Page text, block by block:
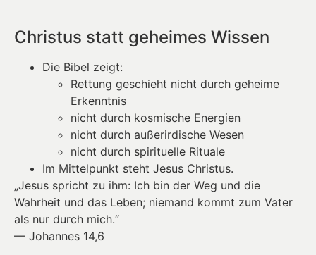
Christus statt geheimes Wissen
Die Bibel zeigt:
Rettung geschieht nicht durch geheime
Erkenntnis
nicht durch kosmische Energien
nicht durch außerirdische Wesen
nicht durch spirituelle Rituale
Im Mittelpunkt steht Jesus Christus.
„Jesus spricht zu ihm: Ich bin der Weg und die
Wahrheit und das Leben; niemand kommt zum Vater
als nur durch mich.“
— Johannes 14,6